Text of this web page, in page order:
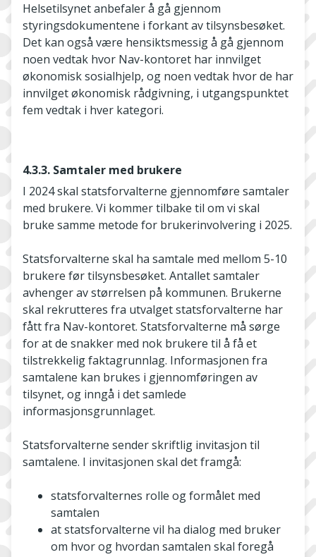
Helsetilsynet anbefaler å gå gjennom
styringsdokumentene i forkant av tilsynsbesøket.
Det kan også være hensiktsmessig å gå gjennom
noen vedtak hvor Nav-kontoret har innvilget
økonomisk sosialhjelp, og noen vedtak hvor de har
innvilget økonomisk rådgivning, i utgangspunktet
fem vedtak i hver kategori.
4.3.3. Samtaler med brukere
I 2024 skal statsforvalterne gjennomføre samtaler
med brukere. Vi kommer tilbake til om vi skal
bruke samme metode for brukerinvolvering i 2025.
Statsforvalterne skal ha samtale med mellom 5-10
brukere før tilsynsbesøket. Antallet samtaler
avhenger av størrelsen på kommunen. Brukerne
skal rekrutteres fra utvalget statsforvalterne har
fått fra Nav-kontoret. Statsforvalterne må sørge
for at de snakker med nok brukere til å få et
tilstrekkelig faktagrunnlag. Informasjonen fra
samtalene kan brukes i gjennomføringen av
tilsynet, og inngå i det samlede
informasjonsgrunnlaget.
Statsforvalterne sender skriftlig invitasjon til
samtalene. I invitasjonen skal det framgå:
statsforvalternes rolle og formålet med
samtalen
at statsforvalterne vil ha dialog med bruker
om hvor og hvordan samtalen skal foregå